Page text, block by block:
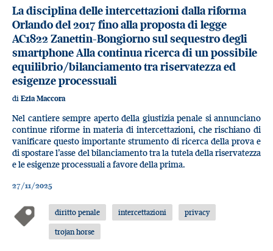
La disciplina delle intercettazioni dalla riforma
Orlando del 2017 fino alla proposta di legge
AC1822 Zanettin-Bongiorno sul sequestro degli
smartphone Alla continua ricerca di un possibile
equilibrio/bilanciamento tra riservatezza ed
esigenze processuali
di Ezia Maccora
Nel cantiere sempre aperto della giustizia penale si annunciano
continue riforme in materia di intercettazioni, che rischiano di
vanificare questo importante strumento di ricerca della prova e
di spostare l’asse del bilanciamento tra la tutela della riservatezza
e le esigenze processuali a favore della prima.
27/11/2025
diritto penale intercettazioni
privacy
trojan horse